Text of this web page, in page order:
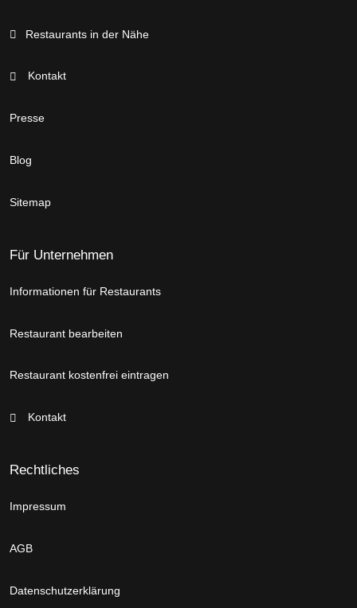
Restaurants in der Nähe
Kontakt
Presse
Blog
Sitemap
Für Unternehmen
Informationen für Restaurants
Restaurant bearbeiten
Restaurant kostenfrei eintragen
Kontakt
Rechtliches
Impressum
AGB
Datenschutzerklärung